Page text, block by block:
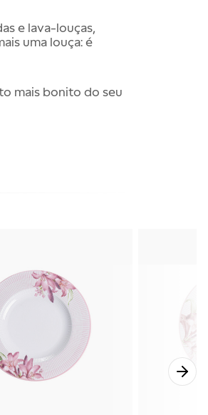
e lava-louças,
uma louça: é
mais bonito do seu